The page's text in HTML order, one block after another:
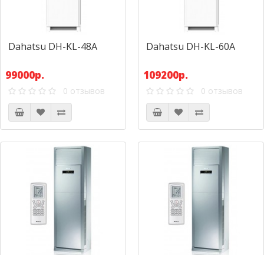
Dahatsu DH-KL-48А
99000р.
0 отзывов
Dahatsu DH-KL-60А
109200р.
0 отзывов